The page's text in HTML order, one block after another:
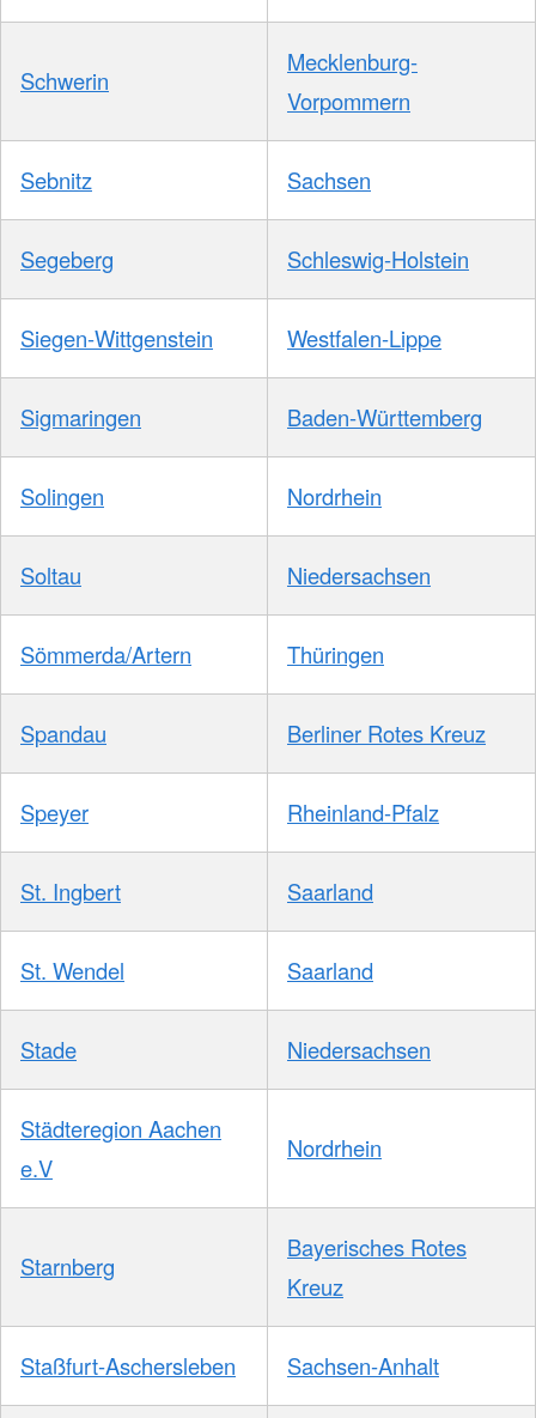
Schwerin
Mecklenburg-
Vorpommern
Sebnitz Sachsen
Segeberg Schleswig-Holstein
Siegen-Wittgenstein Westfalen-Lippe
Sigmaringen Baden-Württemberg
Solingen Nordrhein
Soltau Niedersachsen
Sömmerda/Artern Thüringen
Spandau Berliner Rotes Kreuz
Speyer Rheinland-Pfalz
St. Ingbert Saarland
St. Wendel Saarland
Stade Niedersachsen
Städteregion Aachen
e.V
Nordrhein
Starnberg
Bayerisches Rotes
Kreuz
Staßfurt-Aschersleben Sachsen-Anhalt